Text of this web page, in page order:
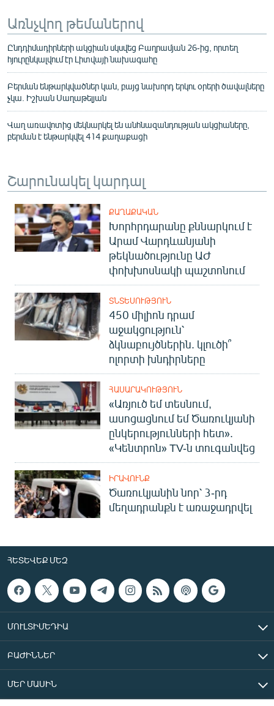
Առնչվող թեմաներով
Ընդդիմադիրների ակցիան սկսվեց Բաղրամյան 26-ից, որտեղ
հյուրընկալվում էր Լիտվայի նախագահը
Բերման ենթարկվածներ կան, բայց նախորդ երկու օրերի ծավալները
չկա. Իշխան Սաղաթելյան
Վաղ առավոտից մեկնարկել են անհնազանդության ակցիաները,
բերման է ենթարկվել 414 քաղաքացի
Շարունակել կարդալ
ՔԱՂԱՔԱԿԱՆ
Խորհրդարանը քննարկում է
Արամ Վարդևանյանի
թեկնածությունը ԱԺ
փոխխոսնակի պաշտոնում
ՏՆՏԵՍՈՒԹՅՈՒՆ
450 միլիոն դրամ
աջակցություն՝
ձկնաբույծներին. կլուծի՞
ոլորտի խնդիրները
ՀԱՍԱՐԱԿՈՒԹՅՈՒՆ
«Առյուծ եմ տեսնում,
ասոցացնում եմ Ծառուկյանի
ընկերությունների հետ».
«Կենտրոն» TV-ն տուգանվեց
ԻՐԱՎՈՒՆՔ
Ծառուկյանին նոր՝ 3-րդ
մեղադրանքն է առաջադրվել
ՀԵՏԵՎԵՔ ՄԵԶ
ՄՈՒԼՏԻՄԵԴԻԱ
ԲԱԺԻՆՆԵՐ
ՄԵՐ ՄԱՍԻՆ